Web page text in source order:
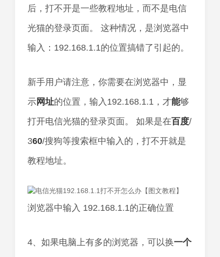
后，打不开是一些教程地址，而不是电信
光猫的登录页面。 这种情况，是浏览器中
输入：192.168.1.1的位置搞错了引起的。
新手用户请注意，你需要在浏览器中，显
示网址的位置，输入192.168.1.1，才能够
打开电信光猫的登录页面。 如果是在百度/
360/搜狗等搜索框中输入的，打不开就是
教程地址。
浏览器中输入 192.168.1.1的正确位置
4、如果电脑上有多的浏览器，可以换一个